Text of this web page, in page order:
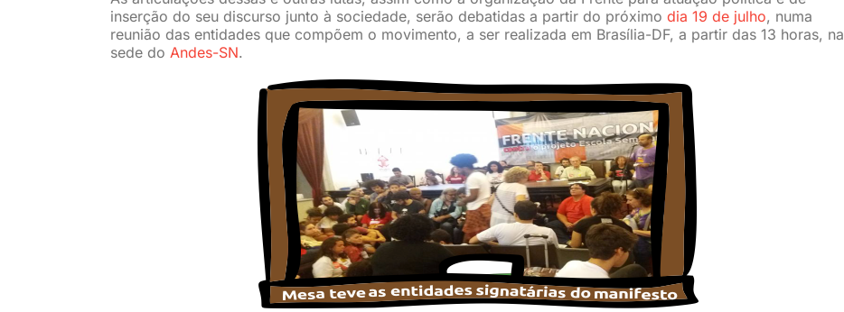
inserção do seu discurso junto à sociedade, serão debatidas a partir do próximo dia 19 de julho, numa
reunião das entidades que compõem o movimento, a ser realizada em Brasília-DF, a partir das 13 horas, na
sede do Andes-SN.